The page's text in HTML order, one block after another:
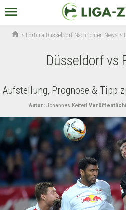
menu
home > Fortuna Düsseldorf Nachrichten News >
Düsseldorf vs
Aufstellung, Prognose & Tipp
Autor: Johannes Ketterl